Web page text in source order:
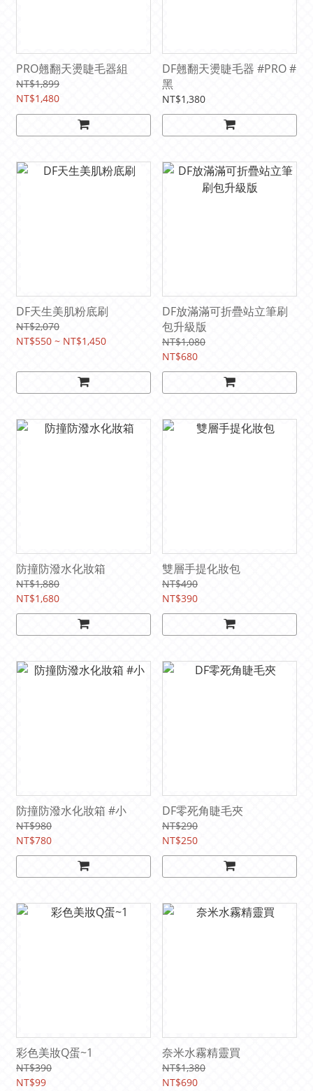
PRO翹翻天燙睫毛器組
NT$1,899
NT$1,480
DF翹翻天燙睫毛器 #PRO #
黑
NT$1,380
DF天生美肌粉底刷
NT$2,070
NT$550 ~ NT$1,450
DF放滿滿可折疊站立筆刷
包升級版
NT$1,080
NT$680
防撞防潑水化妝箱
NT$1,880
NT$1,680
雙層手提化妝包
NT$490
NT$390
防撞防潑水化妝箱 #小
NT$980
NT$780
DF零死角睫毛夾
NT$290
NT$250
彩色美妝Q蛋~1
NT$390
NT$99
奈米水霧精靈買
NT$1,380
NT$690